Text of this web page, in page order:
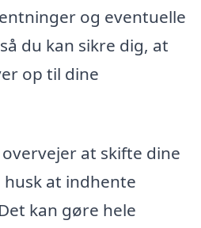
og eventuelle
du kan sikre dig, at
op til dine
at skifte dine
at indhente
kan gøre hele